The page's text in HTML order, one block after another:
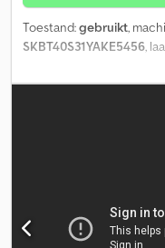
Toestand:gebruikt,
SKBT40S31YAKE5456,
Bouwjaar:2000, =
achter - Luchtvering
385/65 R 22.5 Overige
Sales voor meer